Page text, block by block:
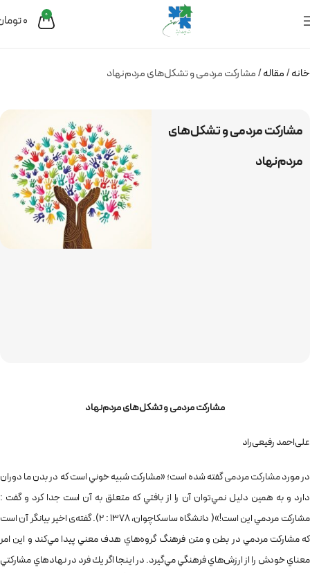
0
0
خانه مقاله مشارکت مردمی و تشکل‌های مرد‌م‌نهاد
مشارکت مردمی و تشکل‌های
مرد‌م‌نهاد
مشارکت مردمی و تشکل‌های مرد‌م‌نهاد
علی‌احمد رفیعی‌راد
در موردمشارکت مردمیگفته شده است؛ «مشارکت شبيه خوني است كه در بدن ما دوران
دارد و به همين دليل نمي‌توان آن را از بافتي كه متعلق به آن است جدا كرد و گفت :
مشاركت مردمي اين است!»( دانشگاه ساسكاچوان، 1378 : 2). گفته‌­ی اخیر بیانگر آن است
که مشاركت مردمي در بطن و متن فرهنگ گروه‌هاي هدف معني پيدا مي‌­كند و اين امر
معناي خودش را از ارزش‌­هاي فرهنگي مي‌­گيرد. در اينجا اگر يك فرد در نهادهاي مشاركتي